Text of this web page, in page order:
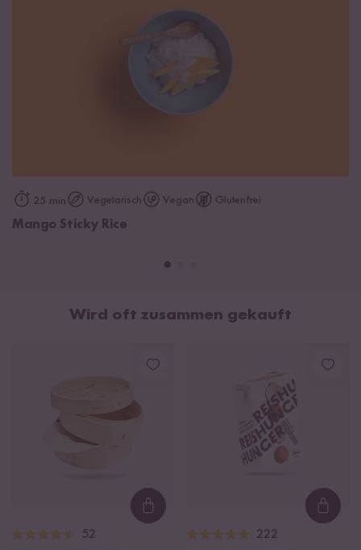
25 min Vegetarisch Vegan Glutenfrei
Mango Sticky Rice
Wird oft zusammen gekauft
Loading...
52 222